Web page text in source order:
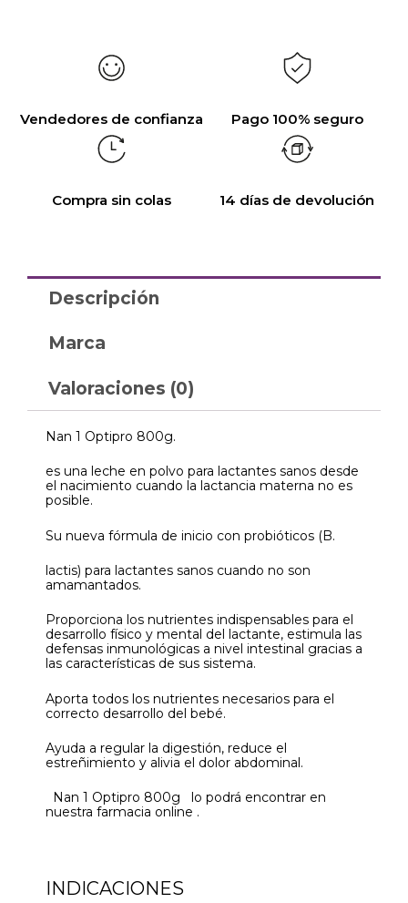
Vendedores de confianza Pago 100% seguro
Compra sin colas 14 días de devolución
Descripción
Marca
Valoraciones (0)
Nan 1 Optipro 800g.
es una leche en polvo para lactantes sanos desde
el nacimiento cuando la lactancia materna no es
posible.
Su nueva fórmula de inicio con probióticos (B.
lactis) para lactantes sanos cuando no son
amamantados.
Proporciona los nutrientes indispensables para el
desarrollo físico y mental del lactante, estimula las
defensas inmunológicas a nivel intestinal gracias a
las características de sus sistema.
Aporta todos los nutrientes necesarios para el
correcto desarrollo del bebé.
Ayuda a regular la digestión, reduce el
estreñimiento y alivia el dolor abdominal.
Nan 1 Optipro 800g lo podrá encontrar en
nuestra farmacia online .
INDICACIONES